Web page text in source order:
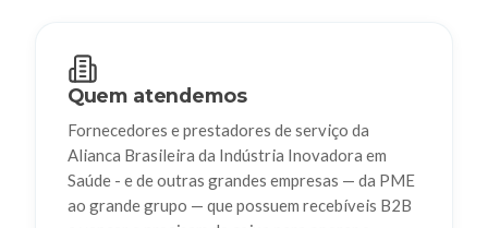
Quem atendemos
Fornecedores e prestadores de serviço da
Alianca Brasileira da Indústria Inovadora em
Saúde - e de outras grandes empresas — da PME
ao grande grupo — que possuem recebíveis B2B